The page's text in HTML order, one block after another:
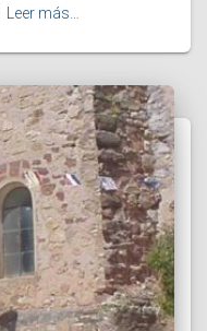
Leer más…